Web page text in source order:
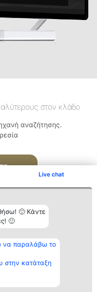
Live chat
🙂 Κάντε
🙂
να παραλάβω το
στην κατάταξη
στον κλάδο
αναζήτησης.
Επικοινωνία
Επικοινωνία